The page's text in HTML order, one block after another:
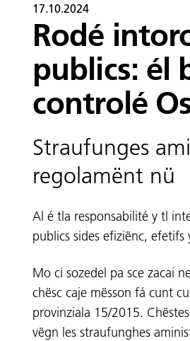
17.10.2024
Rodé
publics: él
controlé
Straufunges
regolamënt nü
Al é tla responsabilité y tl
publics sides efiziënc, efetifs
Mo ci sozedel pa sce zacai
chësc caje mësson fá cunt
provinziala 15/2015.
vëgn les straufunghes